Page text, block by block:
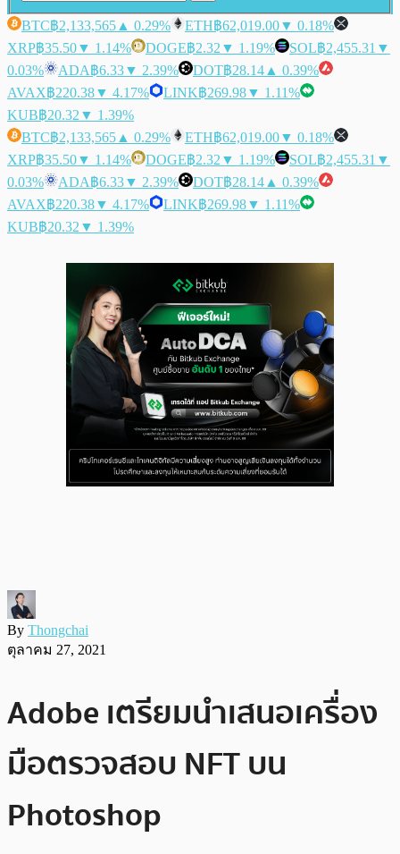
BTC฿2,133,565 ▲ 0.29% ETH฿62,019.00▼ 0.18%
XRP฿35.50▼ 1.14% DOGE฿2.32 ▼ 1.19% SOL฿2,455.31 ▼
0.03%
ADA฿6.33▼ 2.39% DOT฿28.14 ▲ 0.39%
AVAX฿220.38▼ 4.17% LINK฿269.98▼ 1.11%
KUB฿20.32 ▼ 1.39%
BTC฿2,133,565 ▲ 0.29% ETH฿62,019.00▼ 0.18%
XRP฿35.50▼ 1.14% DOGE฿2.32 ▼ 1.19% SOL฿2,455.31 ▼
0.03%
ADA฿6.33▼ 2.39% DOT฿28.14 ▲ 0.39%
AVAX฿220.38▼ 4.17% LINK฿269.98▼ 1.11%
KUB฿20.32 ▼ 1.39%
By Thongchai
ตุลาคม 27, 2021
Adobe เตรียมนำเสนอเครื่อง
มือตรวจสอบ NFT บน
Photoshop